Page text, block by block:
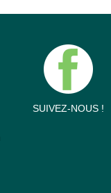
SUIVEZ-NOUS !